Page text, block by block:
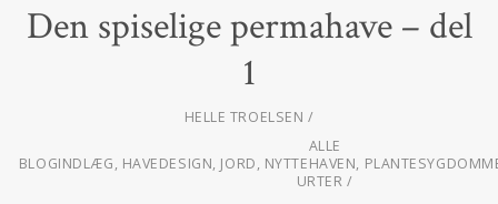
Den spiselige permahave – del
1
HELLE TROELSEN
ALLE
BLOGINDLÆG, HAVEDESIGN, JORD, NYTTEHAVEN,
URTER